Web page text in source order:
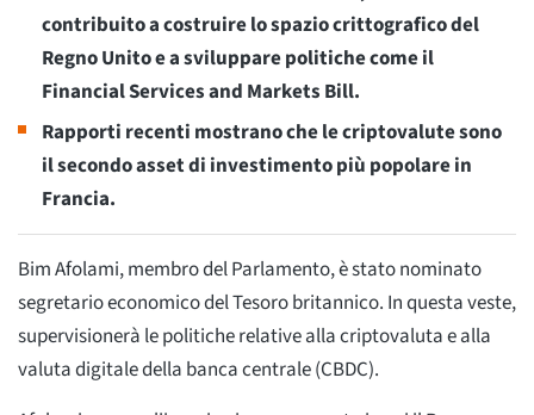
contribuito a costruire lo spazio crittografico del
Regno Unito e a sviluppare politiche come il
Financial Services and Markets Bill.
Rapporti recenti mostrano che le criptovalute sono
il secondo asset di investimento più popolare in
Francia.
Bim Afolami, membro del Parlamento, è stato nominato
segretario economico del Tesoro britannico. In questa veste,
supervisionerà le politiche relative alla criptovaluta e alla
valuta digitale della banca centrale (CBDC).